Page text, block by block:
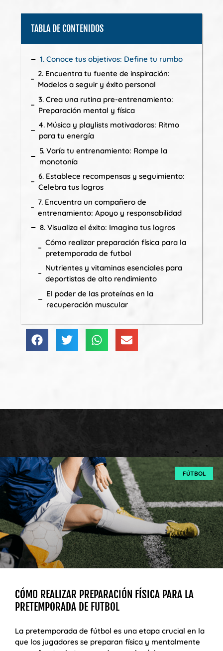
TABLA DE CONTENIDOS
1. Conoce tus objetivos: Define tu rumbo
2. Encuentra tu fuente de inspiración:
Modelos a seguir y éxito personal
3. Crea una rutina pre-entrenamiento:
Preparación mental y física
4. Música y playlists motivadoras: Ritmo
para tu energía
5. Varía tu entrenamiento: Rompe la
monotonía
6. Establece recompensas y seguimiento:
Celebra tus logros
7. Encuentra un compañero de
entrenamiento: Apoyo y responsabilidad
8. Visualiza el éxito: Imagina tus logros
Cómo realizar preparación física para la
pretemporada de futbol
Nutrientes y vitaminas esenciales para
deportistas de alto rendimiento
El poder de las proteínas en la
recuperación muscular
FÚTBOL
CÓMO REALIZAR PREPARACIÓN FÍSICA PARA LA
PRETEMPORADA DE FUTBOL
La pretemporada de fútbol es una etapa crucial en la
que los jugadores se preparan física y mentalmente